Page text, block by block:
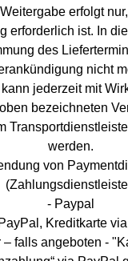
erfolgt
erforderlich ist. In
des
nicht
jederzeit mit
bezeichneten
werden.
von
- Paypal
Kreditkarte
falls angeboten -